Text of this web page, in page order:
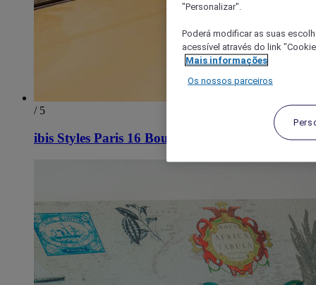
/ 5
ibis Styles Paris 16 Boulogne
"Personalizar".
Poderá modificar as suas
acessível através do link
Mais informações
Os nossos parceiros